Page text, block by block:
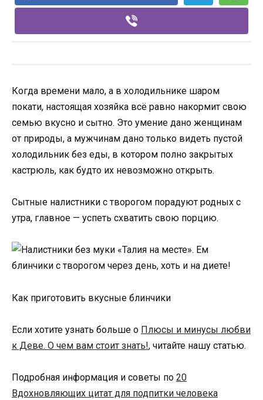
Когда времени мало, а в холодильнике шаром
покати, настоящая хозяйка всё равно накормит свою
семью вкусно и сытно. Это умение дано женщинам
от природы, а мужчинам дано только видеть пустой
холодильник без еды, в котором полно закрытых
кастрюль, как будто их невозможно открыть.
Сытные налистники с творогом порадуют родных с
утра, главное — успеть схватить свою порцию.
Как приготовить вкусные блинчики
Если хотите узнать больше о Плюсы и минусы любви
к Деве. О чем вам стоит знать!, читайте нашу статью.
Подробная информация и советы по 20
Вдохновляющих цитат для подпитки человека